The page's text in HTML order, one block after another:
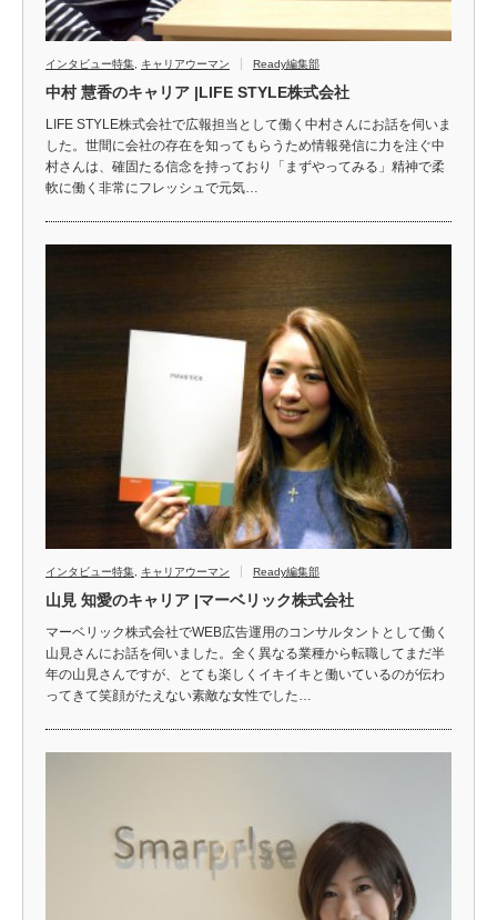
インタビュー特集 キャリアウーマン Ready編集部
中村 慧香のキャリア |LIFE STYLE株式会社
LIFE STYLE株式会社で広報担当として働く中村さんにお話を伺いま
した。世間に会社の存在を知ってもらうため情報発信に力を注ぐ中
村さんは、確固たる信念を持っており「まずやってみる」精神で柔
軟に働く非常にフレッシュで元気…
インタビュー特集 キャリアウーマン Ready編集部
山見 知愛のキャリア |マーベリック株式会社
マーベリック株式会社でWEB広告運用のコンサルタントとして働く
山見さんにお話を伺いました。全く異なる業種から転職してまだ半
年の山見さんですが、とても楽しくイキイキと働いているのが伝わ
ってきて笑顔がたえない素敵な女性でした…